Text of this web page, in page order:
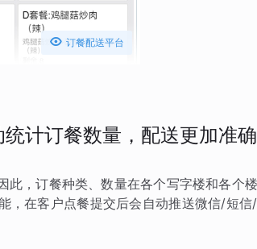
 订餐配送平台
计订餐数量，配送更加准
，订餐种类、数量在各个写字楼和各个
，在客户点餐提交后会自动推送微信/短